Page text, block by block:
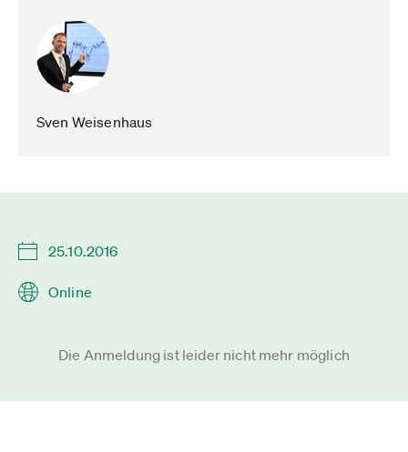
Sven Weisenhaus
25.10.2016
Online
Die Anmeldung ist leider nicht mehr möglich